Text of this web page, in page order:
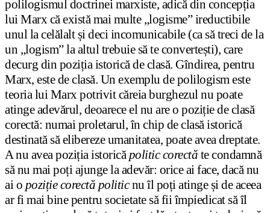
polilogismul doctrinei marxiste, adică din concepția
lui Marx că există mai multe „logisme” ireductibile
unul la celălalt și deci incomunicabile (ca să treci de la
un „logism” la altul trebuie să te convertești), care
decurg din poziția istorică de clasă. Gîndirea, pentru
Marx, este de clasă. Un exemplu de polilogism este
teoria lui Marx potrivit căreia burghezul nu poate
atinge adevărul, deoarece el nu are o poziție de clasă
corectă: numai proletarul, în chip de clasă istorică
destinată să elibereze umanitatea, poate avea dreptate.
A nu avea poziția istorică politic corectă te condamnă
să nu mai poți ajunge la adevăr: orice ai face, dacă nu
ai o poziție corectă politicnu îl poți atinge și de aceea
ar fi mai bine pentru societate să fii împiedicat să îl